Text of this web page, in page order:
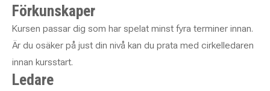
Förkunskaper
Kursen passar dig som har spelat minst fyra terminer innan.
Är du osäker på just din nivå kan du prata med cirkelledaren
innan kursstart.
Ledare